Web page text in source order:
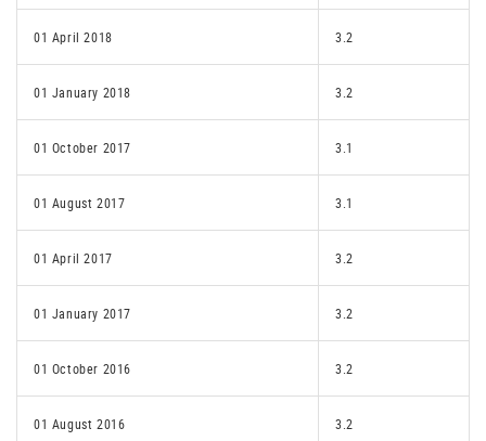
01 April 2018 3.2
01 January 2018 3.2
01 October 2017 3.1
01 August 2017 3.1
01 April 2017 3.2
01 January 2017 3.2
01 October 2016 3.2
01 August 2016 3.2